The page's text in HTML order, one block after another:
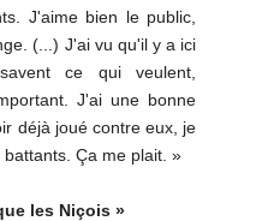
J'aime bien le public,
(...) J'ai vu qu'il y a ici
ce qui veulent,
J'ai une bonne
déjà joué contre eux, je
Ça me plait. »
les Niçois »